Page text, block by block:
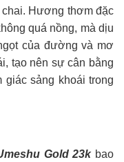
chai. Hương thơm đặc
quá nồng, mà dịu
của đường và mơ
tạo nên sự cân bằng
giác sảng khoái trong
Gold 23kbao